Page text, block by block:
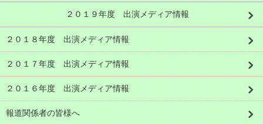
２０１９年度 出演メディア情報
２０１８年度 出演メディア情報
２０１７年度 出演メディア情報
２０１６年度 出演メディア情報
報道関係者の皆様へ